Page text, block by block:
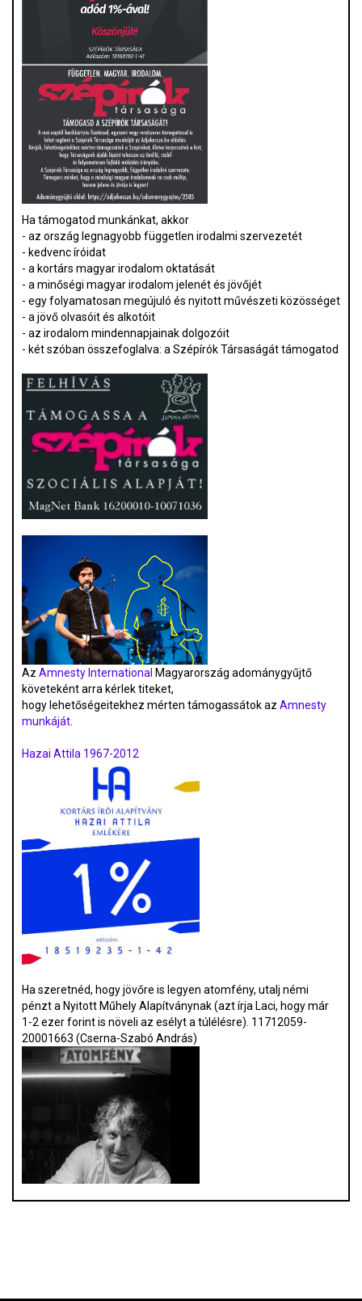
Ha támogatod munkánkat, akkor
- az ország legnagyobb független irodalmi szervezetét
- kedvenc íróidat
- a kortárs magyar irodalom oktatását
- a minőségi magyar irodalom jelenét és jövőjét
- egy folyamatosan megújuló és nyitott művészeti közösséget
- a jövő olvasóit és alkotóit
- az irodalom mindennapjainak dolgozóit
- két szóban összefoglalva: a Szépírók Társaságát támogatod
Az Amnesty International Magyarország adománygyűjtő
követeként arra kérlek titeket,
hogy lehetőségeitekhez mérten támogassátok az Amnesty
munkáját.
Hazai Attila 1967-2012
Ha szeretnéd, hogy jövőre is legyen atomfény, utalj némi
pénzt a Nyitott Műhely Alapítványnak (azt írja Laci, hogy már
1-2 ezer forint is növeli az esélyt a túlélésre). 11712059-
20001663 (Cserna-Szabó András)